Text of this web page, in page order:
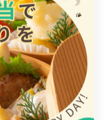
Recent Posts
2026/08/07
【臨時休業のお知らせ】